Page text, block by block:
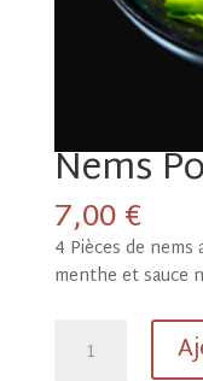
Nems
7,00€
4 Pièces de nems
menthe et sauce